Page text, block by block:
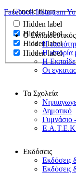
Generic filters
Hidden label
Hidden label
Hidden label
Hidden label
Facebook Instagram
Ο
Η
Η ιστορία
Η
Οι
Τα Σχολεία
Δημοτικό
Γυμνάσιο
Εκδόσεις
Εκδόσεις
Εκδόσεις